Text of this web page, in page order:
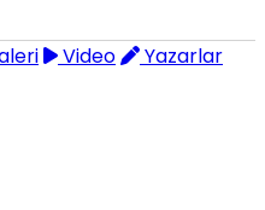
Video
Yazarlar